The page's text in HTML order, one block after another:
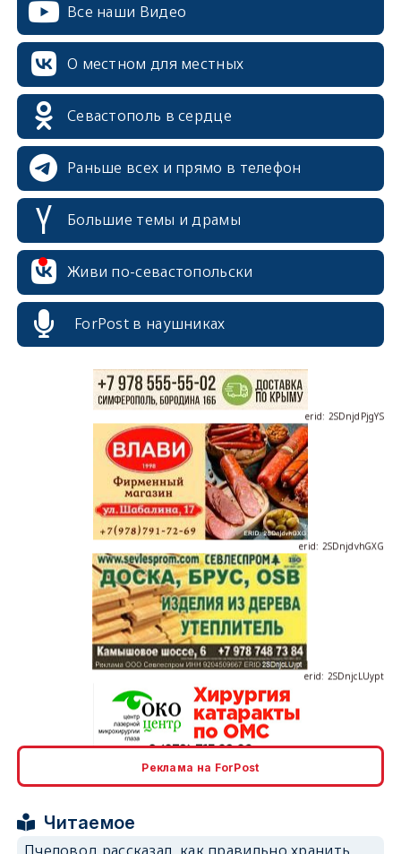
Все наши Видео
О местном для местных
Севастополь в сердце
Раньше всех и прямо в телефон
Большие темы и драмы
Живи по-севастопольски
ForPost в наушниках
erid: 2SDnjcrDNw6
erid: 2SDnjdPjgYS
erid: 2SDnjdvhGXG
Реклама на ForPost
Читаемое
Пчеловод рассказал, как правильно хранить